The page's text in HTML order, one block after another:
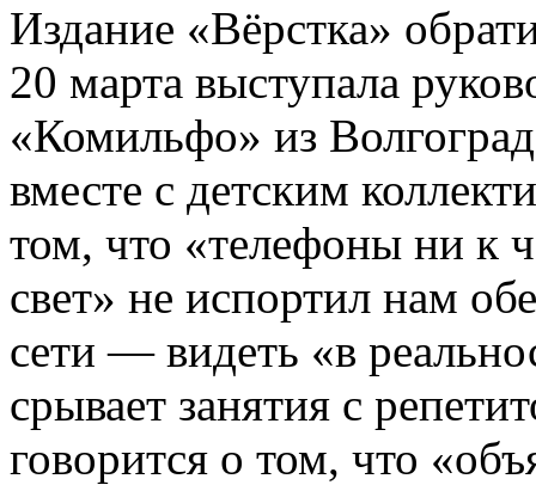
Издание «Вёрстка»
20 марта выступала
«Комильфо» из
вместе с детским
том, что «телефоны ни к
свет» не испортил нам
сети — видеть «в
срывает занятия с
говорится о том, что